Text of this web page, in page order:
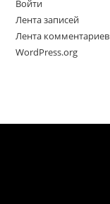
Войти
Лента записей
Лента комментариев
WordPress.org